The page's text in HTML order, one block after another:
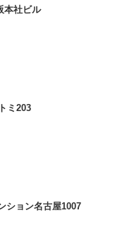
本社ビル
ミ203
ション名古屋1007